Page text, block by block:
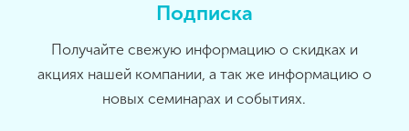
Подписка
Получайте свежую информацию о скидках и
акциях нашей компании, а так же информацию о
новых семинарах и событиях.